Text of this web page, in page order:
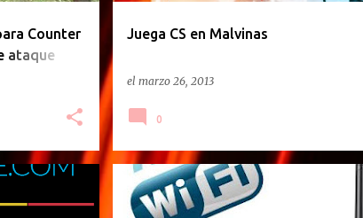
Counter
ataque
Juega CS en Malvinas
el marzo 26, 2013
0
PODCAST